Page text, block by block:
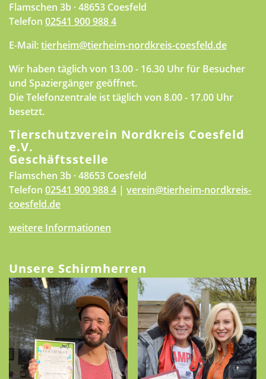
Flamschen 3b · 48653 Coesfeld
Telefon 02541 900 988 4
E-Mail:tierheim@tierheim-nordkreis-coesfeld.de
Wir haben täglich von 13.00 - 16.30 Uhr für Besucher
und Spaziergänger geöffnet.
Die Telefonzentrale ist täglich von 8.00 - 17.00 Uhr
besetzt.
Tierschutzverein Nordkreis Coesfeld
e.V.
Geschäftsstelle
Flamschen 3b · 48653 Coesfeld
Telefon 02541 900 988 4 | verein@tierheim-nordkreis-
coesfeld.de
weitere Informationen
Unsere Schirmherren